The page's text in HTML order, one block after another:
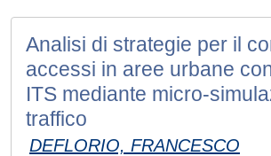
Analisi di strategie per il
accessi in aree urbane
ITS mediante micro-
traffico
DEFLORIO, FRANCESCO